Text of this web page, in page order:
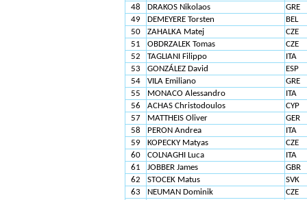
48
DRAKOS Nikolaos
GRE
49
DEMEYERE Torsten
BEL
50
ZAHALKA Matej
CZE
51
OBDRZALEK Tomas
CZE
52
TAGLIANI Filippo
ITA
53
GONZÁLEZ David
ESP
54
VILA Emiliano
GRE
55
MONACO Alessandro
ITA
56
ACHAS Christodoulos
CYP
57
MATTHEIS Oliver
GER
58
PERON Andrea
ITA
59
KOPECKY Matyas
CZE
60
COLNAGHI Luca
ITA
61
JOBBER James
GBR
62
STOCEK Matus
SVK
63
NEUMAN Dominik CZE